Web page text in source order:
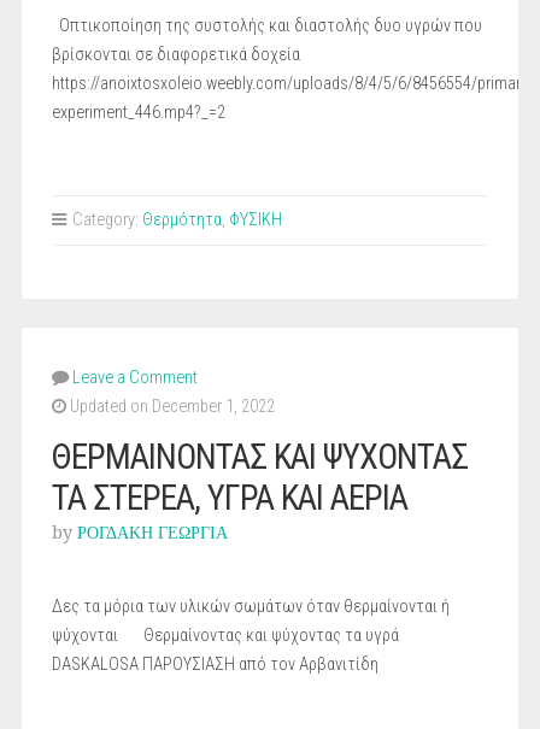
Οπτικοποίηση της συστολής και διαστολής δυο υγρών που
βρίσκονται σε διαφορετικά δοχεία
https://anoixtosxoleio.weebly.com/uploads/8/4/5/6/8456554/
experiment_446.mp4?_=2
Category: Θερμότητα, ΦΥΣΙΚΗ
Leave a Comment
Updated on December 1, 2022
ΘΕΡΜΑΙΝΟΝΤΑΣ ΚΑΙ ΨΥΧΟΝΤΑΣ
ΤΑ ΣΤΕΡΕΑ, ΥΓΡΑ ΚΑΙ ΑΕΡΙΑ
by ΡΟΓΔΑΚΗ ΓΕΩΡΓΙΑ
Δες τα μόρια των υλικών σωμάτων όταν θερμαίνονται ή
ψύχονται Θερμαίνοντας και ψύχοντας τα υγρά
DASKALOSA ΠΑΡΟΥΣΙΑΣΗ από τον Αρβανιτίδη